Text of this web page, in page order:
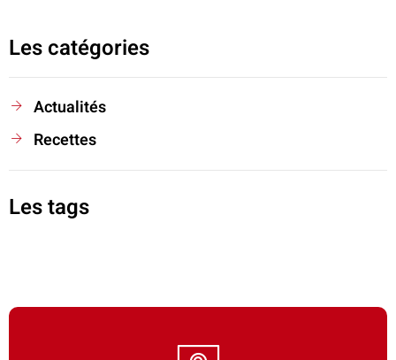
Les catégories
Actualités
Recettes
Les tags